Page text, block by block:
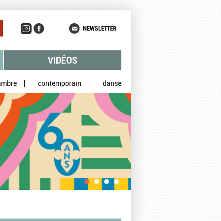
NEWSLETTER
VIDÉOS
contemporain danse